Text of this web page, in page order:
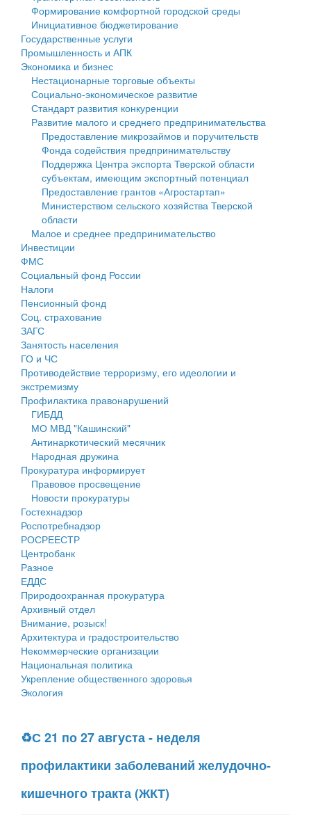
Государственные услуги
Промышленность и АПК
Экономика и бизнес
Символика
Устав
Гостям округа
Туризм
Культура
Образование
Здравоохранение
Социальная защита
Фотоальбом
муниципального округа Тверской области
Администрация Кашинского муниципального округа
Тверской области
Управление сельскими территориями
Открытые данные
Работа с обращениями граждан
Муниципальный контроль
Муниципальные услуги
Проекты административных регламентов
Антимонопольный комплаенс
Противодействие коррупции
Финансовое управление
Бюджет для граждан
Имущество
Выявление правообладателей ранее учтенных
объектов недвижимости
Имущественная поддержка субъектов малого и
среднего предпринимательства
Информационная поддержка субъектов малого и
среднего предпринимательства
Муниципальные программы
Контрольно-счетная палата
Персональные данные
Оценка регулирующего воздействия
Деятельность МУ
Нормативы градостроительного проектирования
Правила землепользования и застройки
Генеральные планы
Проекты планировки территории
Собрание депутатов
Городское поселение
Сельские поселения
Формирование комфортной городской среды
Инициативное бюджетирование
Государственные услуги
Промышленность и АПК
Экономика и бизнес
Нестационарные торговые объекты
Социально-экономическое развитие
Стандарт развития конкуренции
Развитие малого и среднего предпринимательства
Предоставление микрозаймов и поручительств
Фонда содействия предпринимательству
Поддержка Центра экспорта Тверской области
субъектам, имеющим экспортный потенциал
Предоставление грантов «Агростартап»
Министерством сельского хозяйства Тверской
области
Малое и среднее предпринимательство
Инвестиции
ФМС
Социальный фонд России
Налоги
Пенсионный фонд
Соц. страхование
ЗАГС
Занятость населения
ГО и ЧС
Противодействие терроризму, его идеологии и
экстремизму
Профилактика правонарушений
ГИБДД
МО МВД "Кашинский"
Антинаркотический месячник
Народная дружина
Прокуратура информирует
Правовое просвещение
Новости прокуратуры
Гостехнадзор
Роспотребнадзор
РОСРЕЕСТР
Центробанк
Разное
ЕДДС
Природоохранная прокуратура
Архивный отдел
Внимание, розыск!
Архитектура и градостроительство
Некоммерческие организации
Национальная политика
Укрепление общественного здоровья
Экология
♻С 21 по 27 августа - неделя
профилактики заболеваний желудочно-
кишечного тракта (ЖКТ)